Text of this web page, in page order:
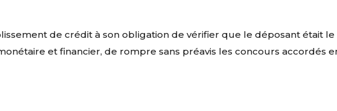
de crédit à son obligation de vérifier que le déposant était
et financier, de rompre sans préavis les concours